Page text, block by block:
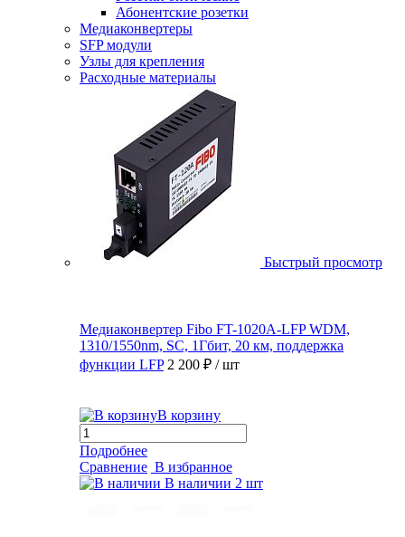
Абонентские розетки
Медиаконвертеры
SFP модули
Узлы для крепления
Расходные материалы
Быстрый просмотр
Медиаконвертер Fibo FT-1020A-LFP WDM,
1310/1550nm, SC, 1Гбит, 20 км, поддержка
функции LFP 2 200 ₽ / шт
В корзину
Подробнее
Сравнение В избранное
В наличии 2 шт